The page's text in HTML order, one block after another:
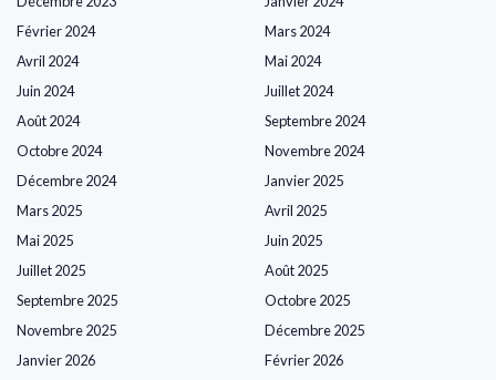
Février 2024
Mars 2024
Avril 2024
Mai 2024
Juin 2024
Juillet 2024
Août 2024
Septembre 2024
Octobre 2024
Novembre 2024
Décembre 2024
Janvier 2025
Mars 2025
Avril 2025
Mai 2025
Juin 2025
Juillet 2025
Août 2025
Septembre 2025
Octobre 2025
Novembre 2025
Décembre 2025
Janvier 2026
Février 2026